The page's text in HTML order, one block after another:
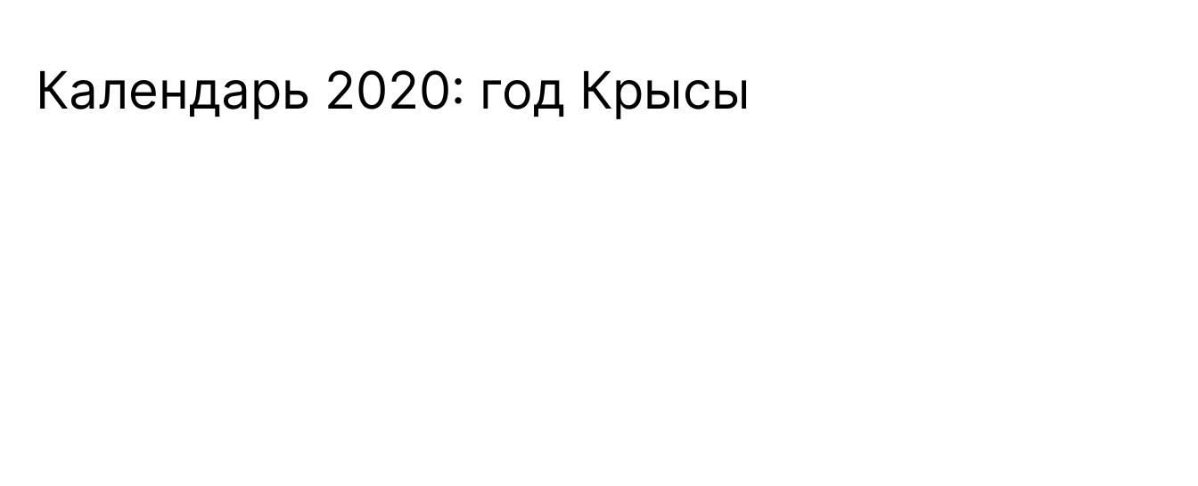
Календарь 2020: год Крысы